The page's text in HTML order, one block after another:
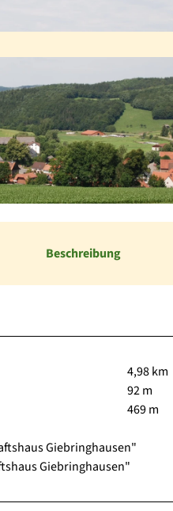
Beschreibung
4,98 km
92 m
469 m
Giebringhausen"
Giebringhausen"